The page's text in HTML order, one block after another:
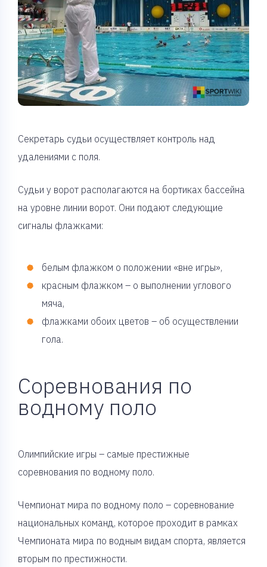
Секретарь судьи осуществляет контроль над
удалениями с поля.
Судьи у ворот располагаются на бортиках бассейна
на уровне линии ворот. Они подают следующие
сигналы флажками:
белым флажком о положении «вне игры»,
красным флажком – о выполнении углового
мяча,
флажками обоих цветов – об осуществлении
гола.
Соревнования по
водному поло
Олимпийские игры – самые престижные
соревнования по водному поло.
Чемпионат мира по водному поло – соревнование
национальных команд, которое проходит в рамках
Чемпионата мира по водным видам спорта, является
вторым по престижности.